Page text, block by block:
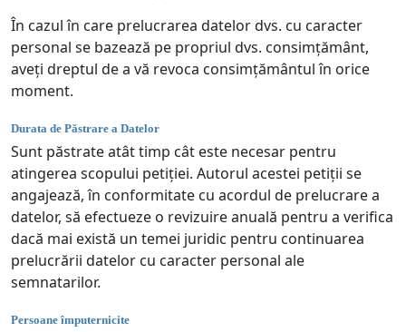
În cazul în care prelucrarea datelor dvs. cu caracter
personal se bazează pe propriul dvs. consimțământ,
aveți dreptul de a vă revoca consimțământul în orice
moment.
Durata de Păstrare a Datelor
Sunt păstrate atât timp cât este necesar pentru
atingerea scopului petiției. Autorul acestei petiții se
angajează, în conformitate cu acordul de prelucrare a
datelor, să efectueze o revizuire anuală pentru a verifica
dacă mai există un temei juridic pentru continuarea
prelucrării datelor cu caracter personal ale
semnatarilor.
Persoane împuternicite